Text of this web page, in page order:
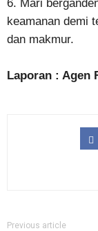
6. Mari
keamanan demi
dan makmur.
Laporan : Agen
Previous article